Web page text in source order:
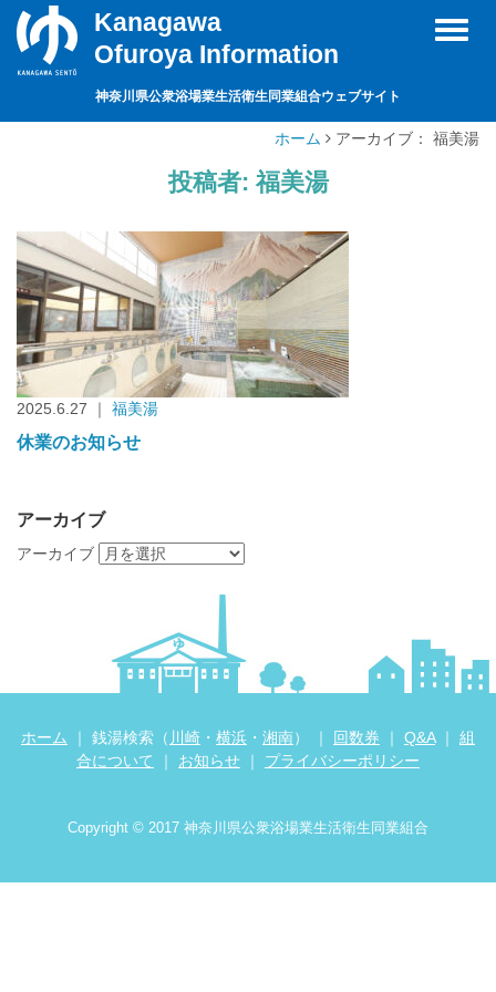
Toggle
Kanagawa
Ofuroya Information
神奈川県公衆浴場業生活衛生同業組合ウェブサイト
ホーム アーカイブ： 福美湯
投稿者:福美湯
2025.6.27 ｜ 福美湯
休業のお知らせ
アーカイブ
アーカイブ
ホーム ｜ 銭湯検索（ 川崎 ・ 横浜 ・ 湘南） ｜ 回数券 ｜ Q&A｜ 組
合について
｜ お知らせ ｜ プライバシーポリシー
Copyright © 2017 神奈川県公衆浴場業生活衛生同業組合